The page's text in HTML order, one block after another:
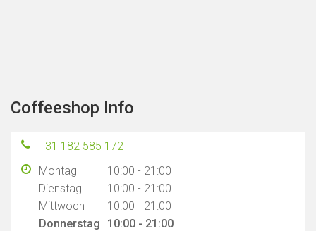
Coffeeshop Info
+31 182 585 172
Montag
10:00 - 21:00
Dienstag
10:00 - 21:00
Mittwoch
10:00 - 21:00
Donnerstag
10:00 - 21:00